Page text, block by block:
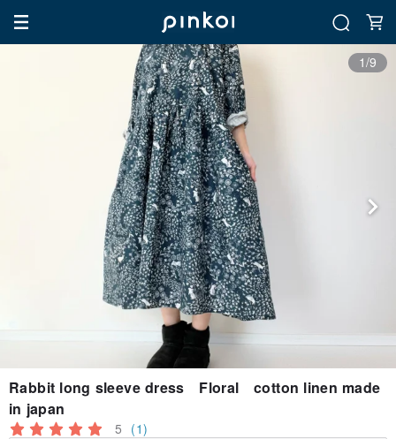
1/9
Rabbit long sleeve dress Floral cotton linen made
in japan
5 (1)